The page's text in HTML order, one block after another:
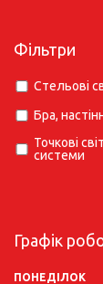
Фільтри
Стельові
Бра,
Точкові
системи
Графік
ПОНЕДІЛОК